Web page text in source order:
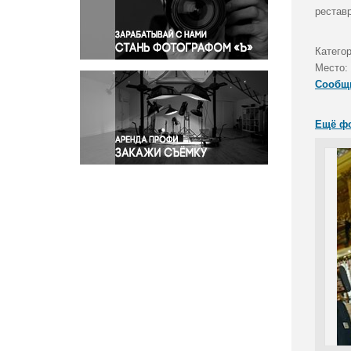
Правосудие
Происшествия и конфликты
Религия
Светская жизнь
Спорт
Экология
Экономика и бизнес
Место:
Ещё